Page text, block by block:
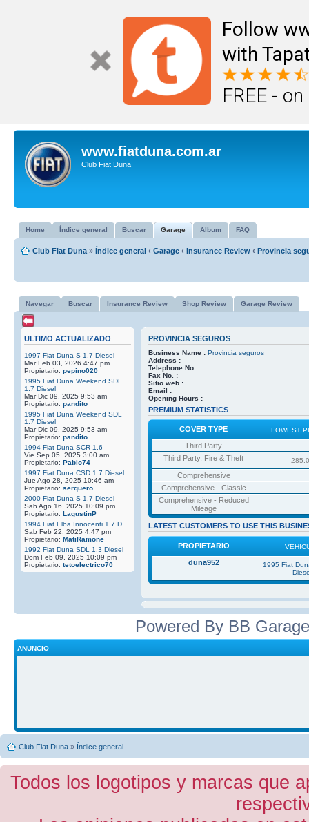
Follow
with
FREE -
www.fiatduna.com.ar
Club Fiat Duna
Home Índice general Buscar Garage Album FAQ
Club Fiat Duna » Índice general ‹ Garage ‹ Insurance Review ‹ Provincia
Navegar Buscar Insurance Review Shop Review Garage Review
ULTIMO ACTUALIZADO
1997 Fiat Duna S 1.7 Diesel
Mar Feb 03, 2026 4:47 pm
Propietario: pepino020
1995 Fiat Duna Weekend SDL
1.7 Diesel
Mar Dic 09, 2025 9:53 am
Propietario: pandito
1995 Fiat Duna Weekend SDL
1.7 Diesel
Mar Dic 09, 2025 9:53 am
Propietario: pandito
1994 Fiat Duna SCR 1.6
Vie Sep 05, 2025 3:00 am
Propietario: Pablo74
1997 Fiat Duna CSD 1.7 Diesel
Jue Ago 28, 2025 10:46 am
Propietario: serquero
2000 Fiat Duna S 1.7 Diesel
Sab Ago 16, 2025 10:09 pm
Propietario: LagustinP
1994 Fiat Elba Innocenti 1.7 D
Sab Feb 22, 2025 4:47 pm
Propietario: MatiRamone
1992 Fiat Duna SDL 1.3 Diesel
Dom Feb 09, 2025 10:09 pm
Propietario: tetoelectrico70
PROVINCIA SEGUROS
Business Name : Provincia seguros
Address :
Telephone No. :
Fax No. :
Sitio web :
Email :
Opening Hours :
PREMIUM STATISTICS
COVER TYPE LOWEST
Third Party
Third Party, Fire & Theft
Comprehensive
Comprehensive - Classic
Comprehensive - Reduced
Mileage
LATEST CUSTOMERS TO USE THIS
PROPIETARIO
duna952
1995 Fiat
Powered By BB
ANUNCIO
Club Fiat Duna » Índice general
Todos los logotipos y marcas que